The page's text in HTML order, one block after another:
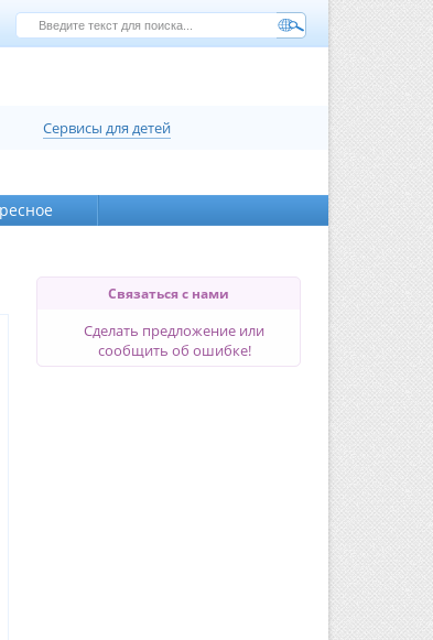
Сервисы для детей
Связаться с нами
Сделать предложение или
сообщить об ошибке!